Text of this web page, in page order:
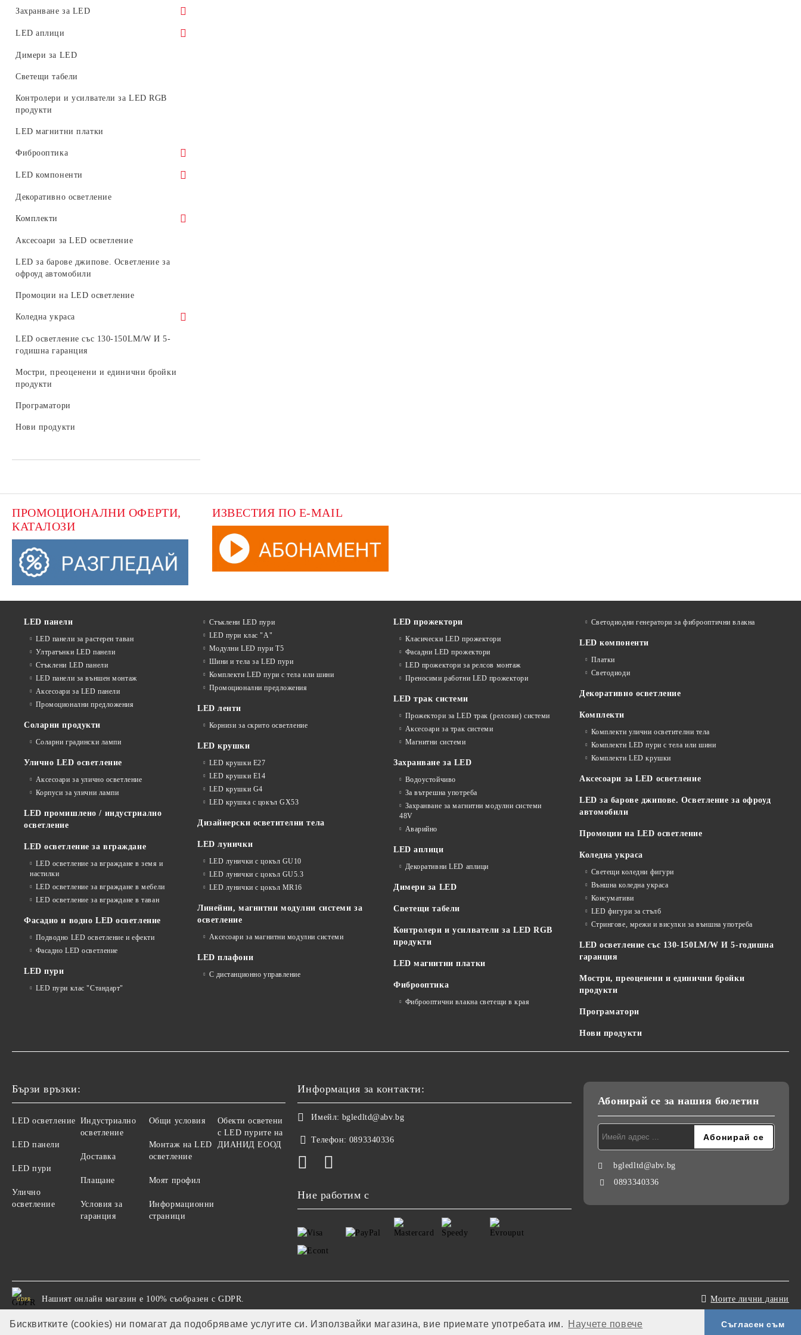
Бисквитките (cookies) ни помагат да подобряваме услугите си. Използвайки магазина, вие приемате употребата им. Научете повече Съгласен съм
Фасадни LED прожектори
LED прожектори за релсов монтаж
Преносими работни LED прожектори
Прожектори за LED трак (релсови)
Захранване за LED
Водоустойчиво
За вътрешна употреба
Захранване за магнитни модулни
Аварийно
LED аплици
Декоративни LED аплици
Димери за LED
Светещи табели
Контролери и усилватели за LED RGB
продукти
LED магнитни платки
Фиброоптика
Фиброоптични влакна светещи в края
Светодиодни генератори за
LED компоненти
Платки
Светодиоди
Декоративно осветление
Комплекти
Комплекти улични осветителни тела
Комплекти LED пури с тела или
шини
Комплекти LED крушки
Аксесоари за LED осветление
LED за барове джипове. Осветление за
офроуд автомобили
Промоции на LED осветление
Коледна украса
Светещи коледни фигури
Консумативи
LED фигури за стълб
Стрингове, мрежи и висулки за
LED осветление със 130-150LM/W И 5-
годишна гаранция
Мостри, преоценени и единични бройки
продукти
Програматори
Нови продукти
ПРОМОЦИОНАЛНИ ОФЕРТИ,
КАТАЛОЗИ
ИЗВЕСТИЯ ПО E-MAIL
LED панели
LED панели за растерен таван
Ултратънки LED панели
Стъклени LED панели
LED панели за външен монтаж
Аксесоари за LED панели
Промоционални предложения
Соларни продукти
Соларни градински лампи
Улично LED осветление
Аксесоари за улично осветление
Корпуси за улични лампи
LED промишлено / индустриално
осветление
LED осветление за вграждане
LED осветление за вграждане в земя и
настилки
LED осветление за вграждане в мебели
LED осветление за вграждане в таван
Фасадно и водно LED осветление
Подводно LED осветление и ефекти
Фасадно LED осветление
LED пури
LED пури клас "Стандарт"
Стъклени LED пури
LED пури клас "А"
Модулни LED пури T5
Шини и тела за LED пури
Комплекти LED пури с тела или шини
Промоционални предложения
LED ленти
Корнизи за скрито осветление
LED крушки
LED крушки E27
LED крушки E14
LED крушки G4
LED крушка с цокъл GX53
Дизайнерски осветителни тела
LED лунички
LED лунички с цокъл GU10
LED лунички с цокъл GU5.3
LED лунички с цокъл MR16
Линейни, магнитни модулни системи за
осветление
Аксесоари за магнитни модулни системи
LED плафони
С дистанционно управление
LED прожектори
Класически LED прожектори
Фасадни LED прожектори
LED прожектори за релсов монтаж
Преносими работни LED прожектори
LED трак системи
Прожектори за LED трак (релсови) системи
Аксесоари за трак системи
Магнитни системи
Захранване за LED
Водоустойчиво
За вътрешна употреба
Захранване за магнитни модулни системи
48V
Аварийно
LED аплици
Декоративни LED аплици
Димери за LED
Светещи табели
Контролери и усилватели за LED RGB
продукти
LED магнитни платки
Фиброоптика
Фиброоптични влакна светещи в края
Светодиодни генератори за фиброоптични влакна
LED компоненти
Платки
Светодиоди
Декоративно осветление
Комплекти
Комплекти улични осветителни тела
Комплекти LED пури с тела или шини
Комплекти LED крушки
Аксесоари за LED осветление
LED за барове джипове. Осветление за офроуд
автомобили
Промоции на LED осветление
Коледна украса
Светещи коледни фигури
Външна коледна украса
Консумативи
LED фигури за стълб
Стрингове, мрежи и висулки за външна употреба
LED осветление със 130-150LM/W И 5-годишна
гаранция
Мостри, преоценени и единични бройки
продукти
Програматори
Нови продукти
Бързи връзки:
LED осветление
LED панели
LED пури
Улично
осветление
Индустриално
осветление
Доставка
Плащане
Условия за
гаранция
Общи условия
Монтаж на LED
осветление
Моят профил
Информационни
страници
Обекти осветени
с LED пурите на
ДИАНИД ЕООД
Информация за контакти:
Имейл: bgledltd@abv.bg
Телефон: 0893340336
Ние работим с
Абонирай се за нашия бюлетин
bgledltd@abv.bg
0893340336
GDPR Нашият онлайн магазин е 100% съобразен с GDPR. Моите лични данни
Онлайн магазин от SELITON